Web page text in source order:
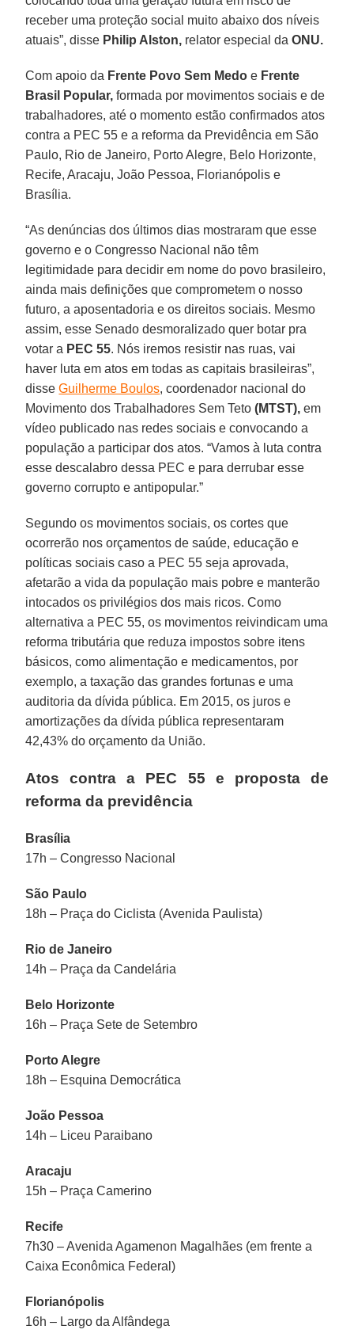
receber uma proteção social muito abaixo dos níveis
atuais”, disse Philip Alston, relator especial daONU.
Com apoio da Frente Povo Sem Medo e Frente
Brasil Popular, formada por movimentos sociais e de
trabalhadores, até o momento estão confirmados atos
contra a PEC 55 e a reforma da Previdência em São
Paulo, Rio de Janeiro, Porto Alegre, Belo Horizonte,
Recife, Aracaju, João Pessoa, Florianópolis e
Brasília.
“As denúncias dos últimos dias mostraram que esse
governo e o Congresso Nacional não têm
legitimidade para decidir em nome do povo brasileiro,
ainda mais definições que comprometem o nosso
futuro, a aposentadoria e os direitos sociais. Mesmo
assim, esse Senado desmoralizado quer botar pra
votar a PEC 55. Nós iremos resistir nas ruas, vai
haver luta em atos em todas as capitais brasileiras”,
disseGuilherme Boulos, coordenador nacional do
Movimento dos Trabalhadores Sem Teto(MTST), em
vídeo publicado nas redes sociais e convocando a
população a participar dos atos. “Vamos à luta contra
esse descalabro dessa PEC e para derrubar esse
governo corrupto e antipopular.”
Segundo os movimentos sociais, os cortes que
ocorrerão nos orçamentos de saúde, educação e
políticas sociais caso a PEC 55 seja aprovada,
afetarão a vida da população mais pobre e manterão
intocados os privilégios dos mais ricos. Como
alternativa a PEC 55, os movimentos reivindicam uma
reforma tributária que reduza impostos sobre itens
básicos, como alimentação e medicamentos, por
exemplo, a taxação das grandes fortunas e uma
auditoria da dívida pública. Em 2015, os juros e
amortizações da dívida pública representaram
42,43% do orçamento da União.
Atos contra a PEC 55 e proposta de
reforma da previdência
Brasília
17h – Congresso Nacional
São Paulo
18h – Praça do Ciclista (Avenida Paulista)
Rio de Janeiro
14h – Praça da Candelária
Belo Horizonte
16h – Praça Sete de Setembro
Porto Alegre
18h – Esquina Democrática
João Pessoa
14h – Liceu Paraibano
Aracaju
15h – Praça Camerino
Recife
7h30 – Avenida Agamenon Magalhães (em frente a
Caixa Econômica Federal)
Florianópolis
16h – Largo da Alfândega